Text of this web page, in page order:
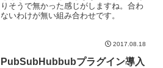
りそうで無かった感じがしますね。合わ
ないわけが無い組み合わせです。
2017.08.18
PubSubHubbubプラグイン導入